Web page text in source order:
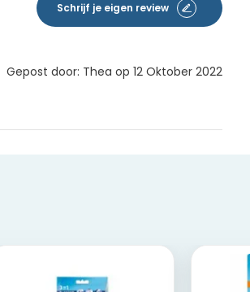
Schrijf je eigen review
Gepost door: Thea op 12 Oktober 2022